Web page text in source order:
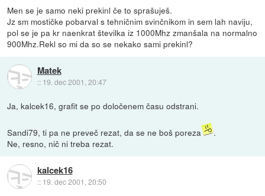
Men se je samo neki prekinl če to sprašuješ.
Jz sm mostičke pobarval s tehničnim svinčnikom in sem lah naviju,
pol se je pa kr naenkrat številka iz 1000Mhz zmanšala na normalno
900Mhz.Rekl so mi da so se nekako sami prekinl?
Matek
:: 19. dec 2001, 20:47
Ja, kalcek16, grafit se po določenem času odstrani.
Sandi79, ti pa ne preveč rezat, da se ne boš poreza
.
Ne, resno, nič ni treba rezat.
kalcek16
:: 19. dec 2001, 20:50